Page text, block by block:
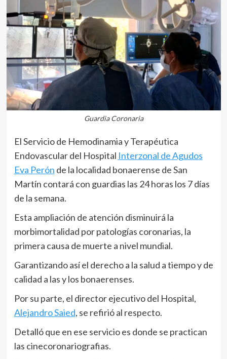
Guardia Coronaria
El Servicio de Hemodinamia y Terapéutica
Endovascular del Hospital Interzonal de Agudos
Eva Perón de la localidad bonaerense de San
Martín contará con guardias las 24 horas los 7 días
de la semana.
Esta ampliación de atención disminuirá la
morbimortalidad por patologías coronarias, la
primera causa de muerte a nivel mundial.
Garantizando así el derecho a la salud a tiempo y de
calidad a las y los bonaerenses.
Por su parte, el director ejecutivo del Hospital,
Alejandro Saied, se refirió al respecto.
Detalló que en ese servicio es donde se practican
las cinecoronariografias.